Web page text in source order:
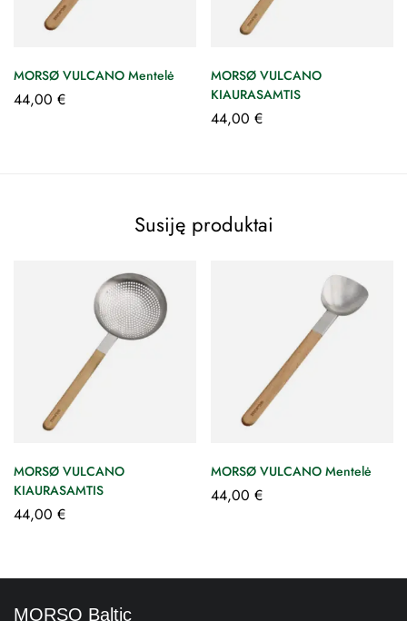
MORSØ VULCANO Mentelė
44,00 €
MORSØ VULCANO
KIAURASAMTIS
44,00 €
Susiję produktai
MORSØ VULCANO
KIAURASAMTIS
44,00 €
MORSØ VULCANO Mentelė
44,00 €
MORSO Baltic